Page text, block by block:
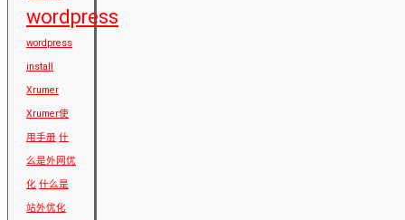
wordpress
wordpress
install
Xrumer
Xrumer使
用手册 什
么是外网优
化 什么是
站外优化